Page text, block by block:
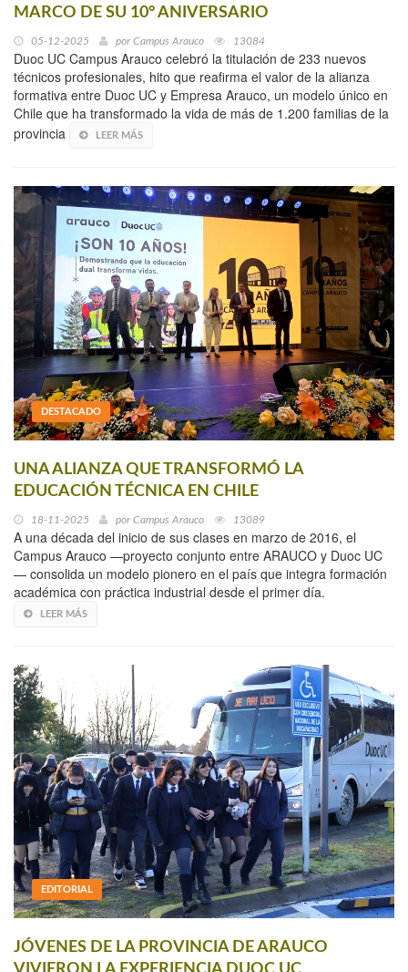
MARCO DE SU 10° ANIVERSARIO
05-12-2025 por Campus Arauco 13084
Duoc UC Campus Arauco celebró la titulación de 233 nuevos
técnicos profesionales, hito que reafirma el valor de la alianza
formativa entre Duoc UC y Empresa Arauco, un modelo único en
Chile que ha transformado la vida de más de 1.200 familias de la
provincia
LEER MÁS
DESTACADO
UNA ALIANZA QUE TRANSFORMÓ LA
EDUCACIÓN TÉCNICA EN CHILE
18-11-2025 por Campus Arauco 13089
A una década del inicio de sus clases en marzo de 2016, el
Campus Arauco —proyecto conjunto entre ARAUCO y Duoc UC
— consolida un modelo pionero en el país que integra formación
académica con práctica industrial desde el primer día.
LEER MÁS
EDITORIAL
JÓVENES DE LA PROVINCIA DE ARAUCO